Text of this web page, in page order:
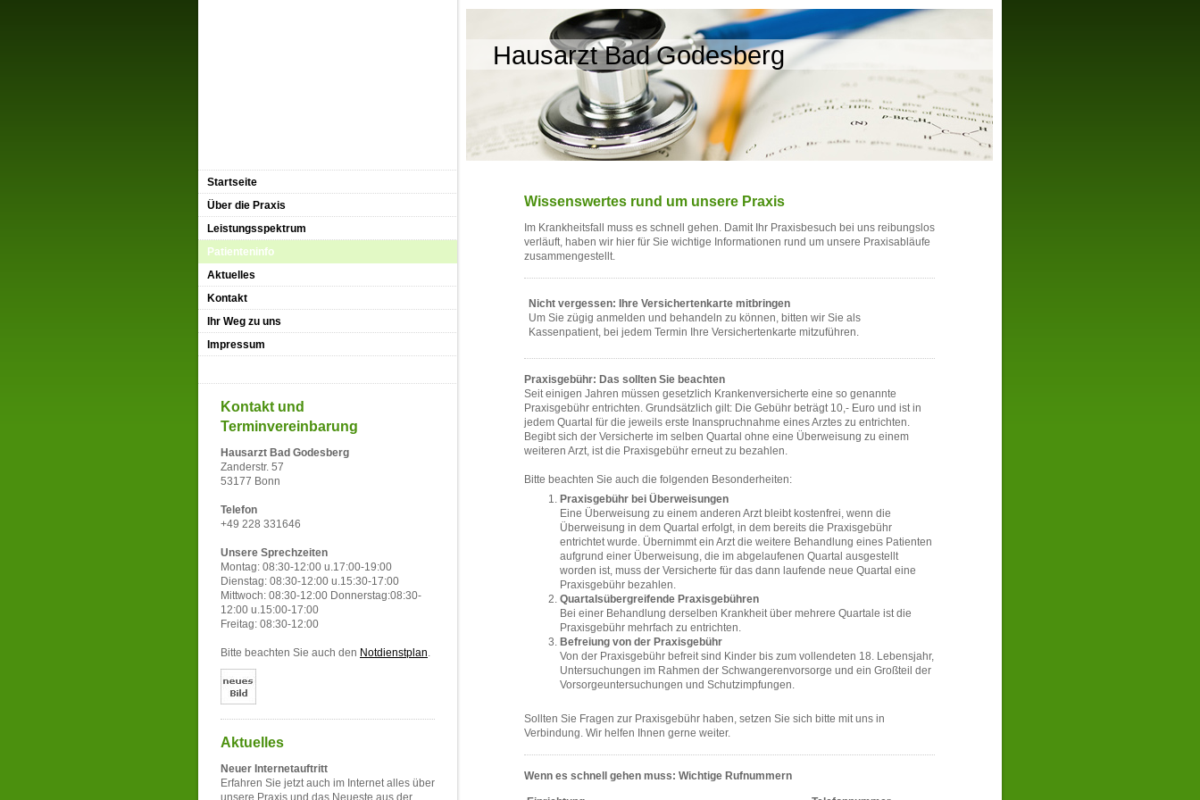
Hausarzt Bad Godesberg
Wissenswertes rund um unsere Praxis
Im Krankheitsfall muss es schnell gehen. Damit Ihr Praxisbesuch bei uns reibungslos
verläuft, haben wir hier für Sie wichtige Informationen rund um unsere Praxisabläufe
zusammengestellt.
Nicht vergessen: Ihre Versichertenkarte mitbringen
Um Sie zügig anmelden und behandeln zu können, bitten wir Sie als
Kassenpatient, bei jedem Termin Ihre Versichertenkarte mitzuführen.
Praxisgebühr: Das sollten Sie beachten
Seit einigen Jahren müssen gesetzlich Krankenversicherte eine so genannte
Praxisgebühr entrichten. Grundsätzlich gilt: Die Gebühr beträgt 10,- Euro und ist in
jedem Quartal für die jeweils erste Inanspruchnahme eines Arztes zu entrichten.
Begibt sich der Versicherte im selben Quartal ohne eine Überweisung zu einem
weiteren Arzt, ist die Praxisgebühr erneut zu bezahlen.
Bitte beachten Sie auch die folgenden Besonderheiten:
Praxisgebühr bei Überweisungen
Eine Überweisung zu einem anderen Arzt bleibt kostenfrei, wenn die
Überweisung in dem Quartal erfolgt, in dem bereits die Praxisgebühr
entrichtet wurde. Übernimmt ein Arzt die weitere Behandlung eines Patienten
aufgrund einer Überweisung, die im abgelaufenen Quartal ausgestellt
worden ist, muss der Versicherte für das dann laufende neue Quartal eine
Praxisgebühr bezahlen.
Quartalsübergreifende Praxisgebühren
Bei einer Behandlung derselben Krankheit über mehrere Quartale ist die
Praxisgebühr mehrfach zu entrichten.
Befreiung von der Praxisgebühr
Von der Praxisgebühr befreit sind Kinder bis zum vollendeten 18. Lebensjahr,
Untersuchungen im Rahmen der Schwangerenvorsorge und ein Großteil der
Vorsorgeuntersuchungen und Schutzimpfungen.
Sollten Sie Fragen zur Praxisgebühr haben, setzen Sie sich bitte mit uns in
Verbindung. Wir helfen Ihnen gerne weiter.
Wenn es schnell gehen muss: Wichtige Rufnummern
Startseite
Über die Praxis
Leistungsspektrum
Patienteninfo
Aktuelles
Kontakt
Ihr Weg zu uns
Impressum
Kontakt und
Terminvereinbarung
Hausarzt Bad Godesberg
Zanderstr. 57
53177 Bonn
Telefon
+49 228 331646
Unsere Sprechzeiten
Montag: 08:30-12:00 u.17:00-19:00
Dienstag: 08:30-12:00 u.15:30-17:00
Mittwoch: 08:30-12:00 Donnerstag:08:30-
12:00 u.15:00-17:00
Freitag: 08:30-12:00
Bitte beachten Sie auch den Notdienstplan.
Aktuelles
Neuer Internetauftritt
Erfahren Sie jetzt auch im Internet alles über
unsere Praxis und das Neueste aus der